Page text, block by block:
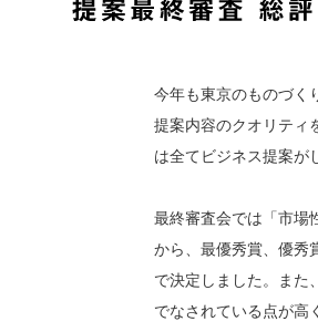
今年も東京のものづく
提案内容のクオリティ
は全てビジネス提案が
最終審査会では「市場
から、最優秀賞、優秀
で決定しました。また
でなされている点が高